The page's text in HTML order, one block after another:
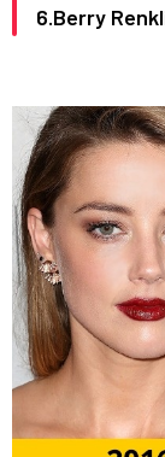
6.Berry